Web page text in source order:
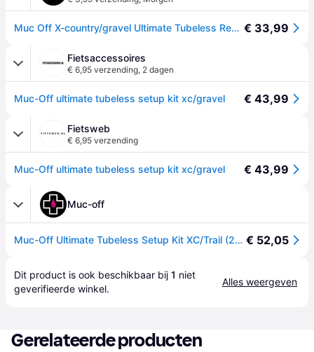
Muc Off X-country/gravel Ultimate Tubeless Repair Kit Zwart € 33,99
Fietsaccessoires
€ 6,95 verzending, 2 dagen
Muc-Off ultimate tubeless setup kit xc/gravel € 43,99
Fietsweb
€ 6,95 verzending
Muc-Off ultimate tubeless setup kit xc/gravel € 43,99
Muc-off
Muc-Off Ultimate Tubeless Setup Kit XC/Trail (25MM TAPE / 44MM VALVES) € 52,05
Dit product is ook beschikbaar bij 1 niet
geverifieerde winkel.
Alles weergeven
Gerelateerde producten